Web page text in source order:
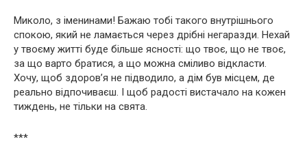
Миколо, з іменинами! Бажаю тобі такого внутрішнього
спокою, який не ламається через дрібні негаразди. Нехай
у твоєму житті буде більше ясності: що твоє, що не твоє,
за що варто братися, а що можна сміливо відкласти.
Хочу, щоб здоров’я не підводило, а дім був місцем, де
реально відпочиваєш. І щоб радості вистачало на кожен
тиждень, не тільки на свята.
***